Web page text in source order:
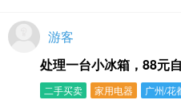
手机或者邮箱认证，
二、认证服务实名认
游客
处理一台小冰箱，88元
二手买卖 家用电器 广州/花